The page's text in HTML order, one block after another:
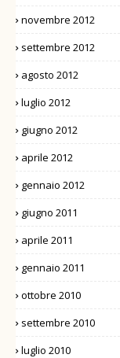
novembre 2012
settembre 2012
agosto 2012
luglio 2012
giugno 2012
aprile 2012
gennaio 2012
giugno 2011
aprile 2011
gennaio 2011
ottobre 2010
settembre 2010
luglio 2010